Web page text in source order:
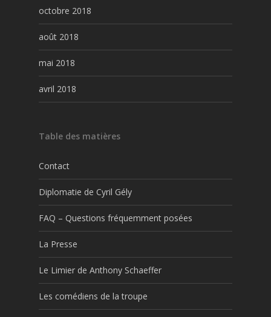
octobre 2018
août 2018
mai 2018
avril 2018
Table des matières
Contact
Diplomatie de Cyril Gély
FAQ – Questions fréquemment posées
La Presse
Le Limier de Anthony Schaeffer
Les comédiens de la troupe